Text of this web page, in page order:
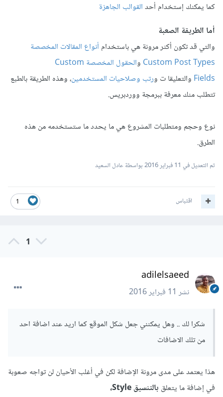
كما يمكنك إستخدام أحدالقوالب الجاهزة
أما الطريقة الصعبة
والتي قد تكون أكثر مرونة هي باستخدام أنواع المقالات المخصصة
Custom Post Typesو
الحقول المخصصة Custom
Fieldsوالتعليقا ت ورتب وصلاحيات المستخدمين، وهذه الطريقة بالطبع
تتطلب منك معرفة ببرمجة ووردبريس.
نوع وحجم ومتطلبات المشروع هي ما يحدد ما ستستخدمه من هذه
الطرق.
تم التعديل في 11 فبراير 2016 بواسطة عادل السعيد
1 اقتباس
1
adilelsaeed
نشر11 فبراير 2016
شكرا لك .. وهل يمكنني جعل شكل الموقع كما اريد عند اضافة احد
من تلك الاضافات
هذا يعتمد على مدى مرونة الإضافة لكن في أغلب الأحيان لن تواجه صعوبة
في إضافة ما يتعلقبالتنسيق Style،